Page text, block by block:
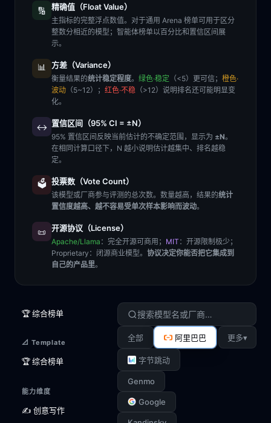
🔢 精确值（Float Value）
主指标的完整浮点数值。对于通用 Arena 榜单可用于区分
整数分相近的模型；智能体榜单以百分比和置信区间展
示。
📊 方差（Variance）
衡量结果的统计稳定程度。 绿色·稳定 （<5）更可信； 橙色·
波动 （5~12）； 红色·不稳 （>12）说明排名还可能明显变
化。
↔️ 置信区间（95% CI = ±N）
95% 置信区间反映当前估计的不确定范围，显示为 ±N。
在相同计算口径下，N 越小说明估计越集中、排名越稳
定。
🗳️ 投票数（Vote Count）
该模型或厂商参与评测的总次数。数量越高，结果的统计
置信度越高、越不容易受单次样本影响而波动。
📜 开源协议（License）
Apache/Llama ：完全开源可商用； MIT ：开源限制极少；
Proprietary ：闭源商业模型。 协议决定你能否把它集成到
自己的产品里。
🏆 综合榜单
📐 Template
🏆 综合榜单
能力维度
✍️ 创意写作
全部 阿里巴巴
字节跳动
Genmo
Google
更多▾